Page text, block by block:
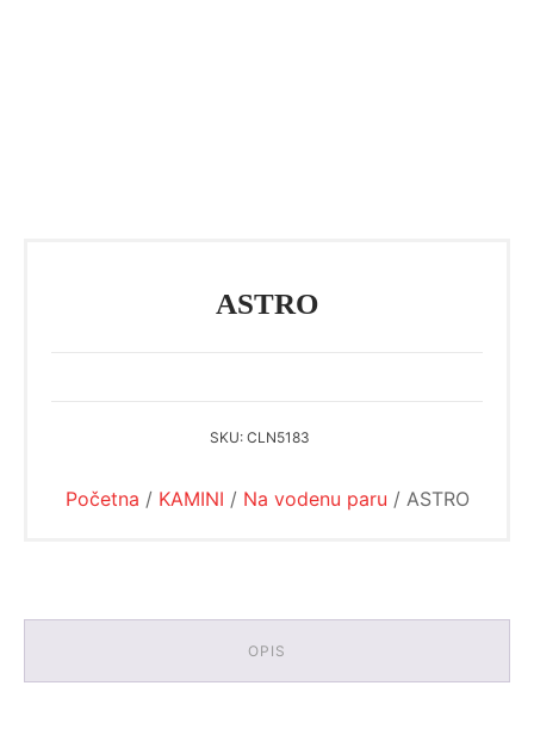
ASTRO
SKU: CLN5183
Početna / KAMINI / Na vodenu paru / ASTRO
OPIS